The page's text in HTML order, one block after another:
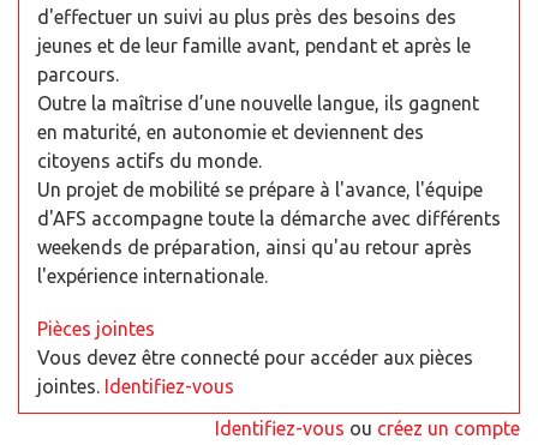
d'effectuer un suivi au plus près des besoins des
jeunes et de leur famille avant, pendant et après le
parcours.
Outre la maîtrise d’une nouvelle langue, ils gagnent
en maturité, en autonomie et deviennent des
citoyens actifs du monde.
Un projet de mobilité se prépare à l'avance, l'équipe
d'AFS accompagne toute la démarche avec différents
weekends de préparation, ainsi qu'au retour après
l'expérience internationale.
Pièces jointes
Vous devez être connecté pour accéder aux pièces
jointes. Identifiez-vous
Identifiez-vous ou créez un compte